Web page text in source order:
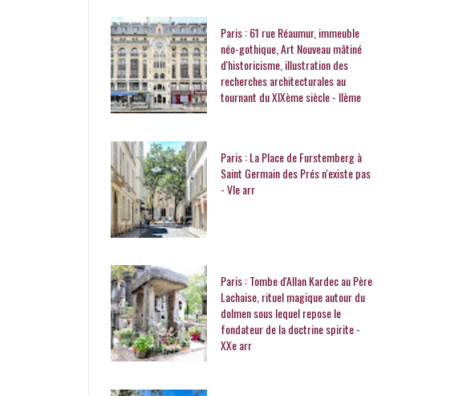
Paris : 61 rue Réaumur, immeuble
néo-gothique, Art Nouveau mâtiné
d'historicisme, illustration des
recherches architecturales au
tournant du XIXème siècle - IIème
Paris : La Place de Furstemberg à
Saint Germain des Prés n'existe pas
- VIe arr
Paris : Tombe d'Allan Kardec au Père
Lachaise, rituel magique autour du
dolmen sous lequel repose le
fondateur de la doctrine spirite -
XXe arr